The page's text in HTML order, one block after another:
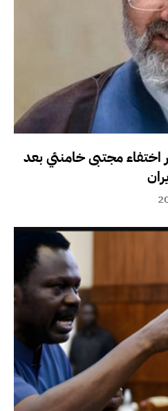
اختفاء مجتبى خامنئي بعد